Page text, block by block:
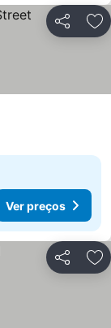
Partilhar
Ver preços
Partilhar